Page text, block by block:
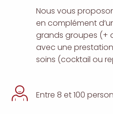
Nous vous
en complément
grands groupes (+
avec une
soins (cocktail ou
Entre 8 et 100